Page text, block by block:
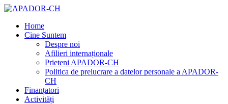
Home
Cine Suntem
Despre noi
Afilieri internaționale
Prieteni APADOR-CH
Politica de prelucrare a datelor personale a APADOR-
CH
Finanțatori
Activități